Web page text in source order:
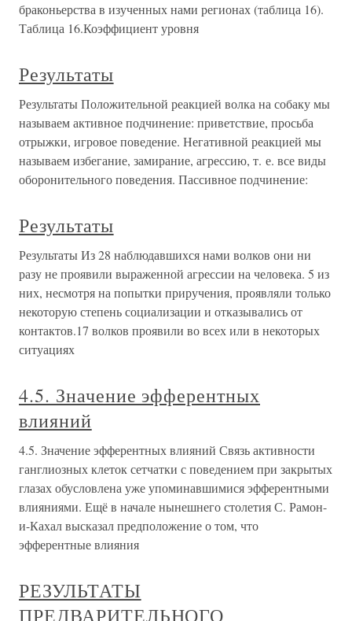
браконьерства в изученных нами регионах (таблица 16).
Таблица 16.Коэффициент уровня
Результаты
Результаты Положительной реакцией волка на собаку мы
называем активное подчинение: приветствие, просьба
отрыжки, игровое поведение. Негативной реакцией мы
называем избегание, замирание, агрессию, т. е. все виды
оборонительного поведения. Пассивное подчинение:
Результаты
Результаты Из 28 наблюдавшихся нами волков они ни
разу не проявили выраженной агрессии на человека. 5 из
них, несмотря на попытки приручения, проявляли только
некоторую степень социализации и отказывались от
контактов.17 волков проявили во всех или в некоторых
ситуациях
4.5. Значение эфферентных
влияний
4.5. Значение эфферентных влияний Связь активности
ганглиозных клеток сетчатки с поведением при закрытых
глазах обусловлена уже упоминавшимися эфферентными
влияниями. Ещё в начале нынешнего столетия С. Рамон-
и-Кахал высказал предположение о том, что
эфферентные влияния
РЕЗУЛЬТАТЫ
ПРЕДВАРИТЕЛЬНОГО